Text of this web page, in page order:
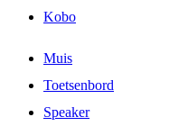
Kobo
Muis
Toetsenbord
Speaker